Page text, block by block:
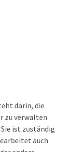
darin, die
zu verwalten
ist zuständig
auch